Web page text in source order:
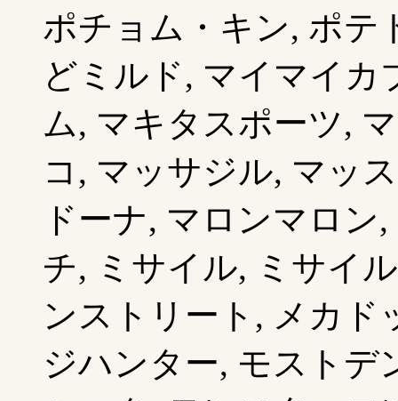
ポチョム・キン, ポテ
どミルド, マイマイカ
ム, マキタスポーツ,
コ, マッサジル, マッ
ドーナ, マロンマロ
チ, ミサイル, ミサイ
ンストリート, メカド
ジハンター, モストデ